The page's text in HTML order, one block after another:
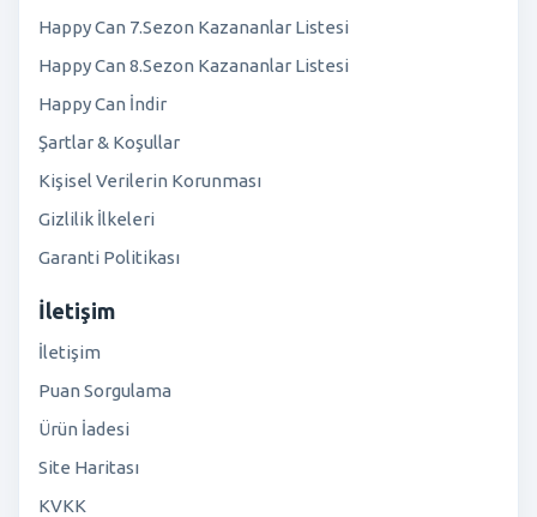
Happy Can 7.Sezon Kazananlar Listesi
Happy Can 8.Sezon Kazananlar Listesi
Happy Can İndir
Şartlar & Koşullar
Kişisel Verilerin Korunması
Gizlilik İlkeleri
Garanti Politikası
İletişim
İletişim
Puan Sorgulama
Ürün İadesi
Site Haritası
KVKK